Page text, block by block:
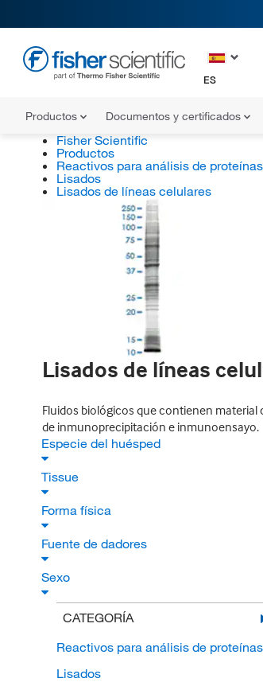
ES
Productos Documentos y certificados
Fisher Scientific
Productos
Reactivos para análisis de proteínas
Lisados
Lisados de líneas celulares
Lisados de líneas
Fluidos biológicos que contienen material
de inmunoprecipitación e inmunoensayo.
Especie del huésped
Tissue
Forma física
Fuente de dadores
Sexo
CATEGORÍA
Reactivos para análisis de proteínas
Lisados